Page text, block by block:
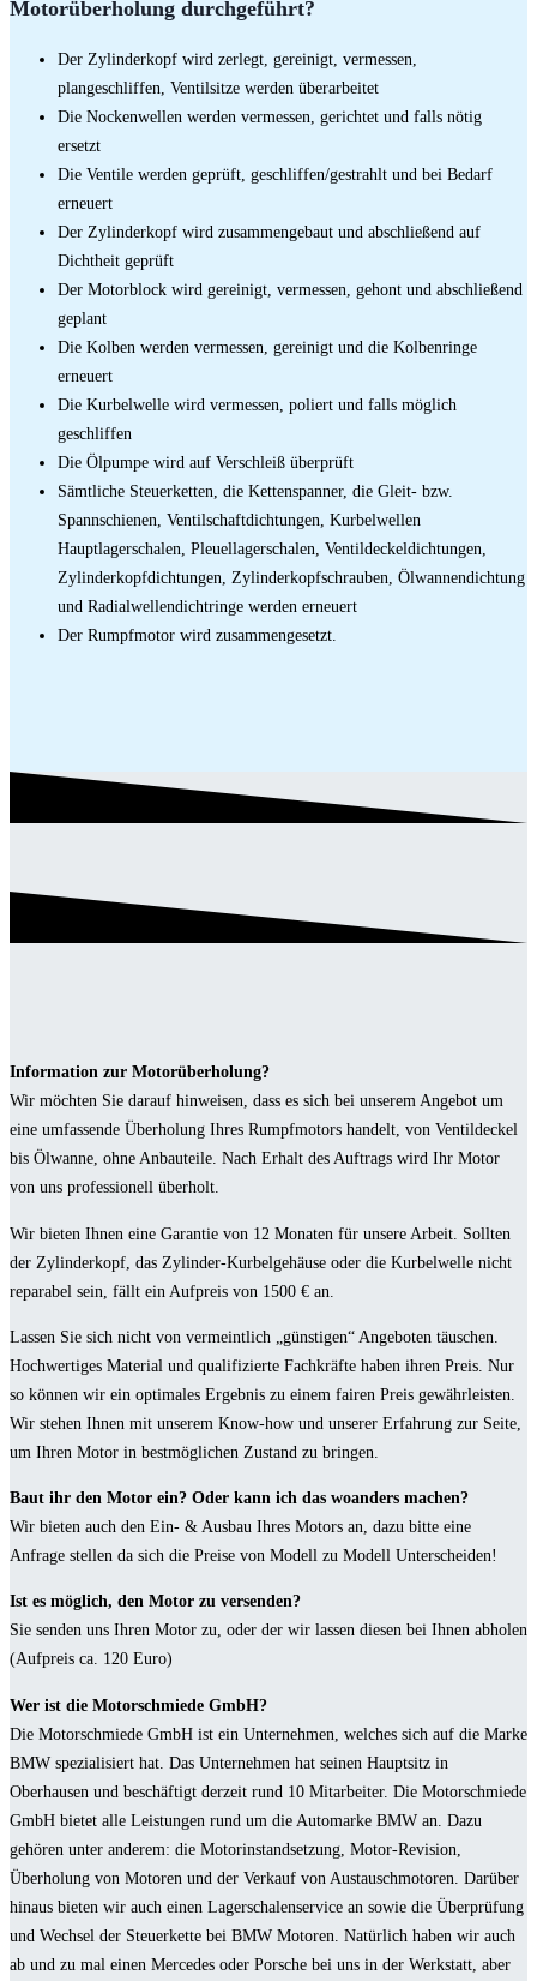
Motorüberholung durchgeführt?
Der Zylinderkopf wird zerlegt, gereinigt, vermessen,
plangeschliffen, Ventilsitze werden überarbeitet
Die Nockenwellen werden vermessen, gerichtet und falls nötig
ersetzt
Die Ventile werden geprüft, geschliffen/gestrahlt und bei Bedarf
erneuert
Der Zylinderkopf wird zusammengebaut und abschließend auf
Dichtheit geprüft
Der Motorblock wird gereinigt, vermessen, gehont und abschließend
geplant
Die Kolben werden vermessen, gereinigt und die Kolbenringe
erneuert
Die Kurbelwelle wird vermessen, poliert und falls möglich
geschliffen
Die Ölpumpe wird auf Verschleiß überprüft
Sämtliche Steuerketten, die Kettenspanner, die Gleit- bzw.
Spannschienen, Ventilschaftdichtungen, Kurbelwellen
Hauptlagerschalen, Pleuellagerschalen, Ventildeckeldichtungen,
Zylinderkopfdichtungen, Zylinderkopfschrauben, Ölwannendichtung
und Radialwellendichtringe werden erneuert
Der Rumpfmotor wird zusammengesetzt.
Information zur Motorüberholung?
Wir möchten Sie darauf hinweisen, dass es sich bei unserem Angebot um
eine umfassende Überholung Ihres Rumpfmotors handelt, von Ventildeckel
bis Ölwanne, ohne Anbauteile. Nach Erhalt des Auftrags wird Ihr Motor
von uns professionell überholt.
Wir bieten Ihnen eine Garantie von 12 Monaten für unsere Arbeit. Sollten
der Zylinderkopf, das Zylinder-Kurbelgehäuse oder die Kurbelwelle nicht
reparabel sein, fällt ein Aufpreis von 1500 € an.
Lassen Sie sich nicht von vermeintlich „günstigen“ Angeboten täuschen.
Hochwertiges Material und qualifizierte Fachkräfte haben ihren Preis. Nur
so können wir ein optimales Ergebnis zu einem fairen Preis gewährleisten.
Wir stehen Ihnen mit unserem Know-how und unserer Erfahrung zur Seite,
um Ihren Motor in bestmöglichen Zustand zu bringen.
Baut ihr den Motor ein? Oder kann ich das woanders machen?
Wir bieten auch den Ein- & Ausbau Ihres Motors an, dazu bitte eine
Anfrage stellen da sich die Preise von Modell zu Modell Unterscheiden!
Ist es möglich, den Motor zu versenden?
Sie senden uns Ihren Motor zu, oder der wir lassen diesen bei Ihnen abholen
(Aufpreis ca. 120 Euro)
Wer ist die Motorschmiede GmbH?
Die Motorschmiede GmbH ist ein Unternehmen, welches sich auf die Marke
BMW spezialisiert hat. Das Unternehmen hat seinen Hauptsitz in
Oberhausen und beschäftigt derzeit rund 10 Mitarbeiter. Die Motorschmiede
GmbH bietet alle Leistungen rund um die Automarke BMW an. Dazu
gehören unter anderem: die Motorinstandsetzung, Motor-Revision,
Überholung von Motoren und der Verkauf von Austauschmotoren. Darüber
hinaus bieten wir auch einen Lagerschalenservice an sowie die Überprüfung
und Wechsel der Steuerkette bei BMW Motoren. Natürlich haben wir auch
ab und zu mal einen Mercedes oder Porsche bei uns in der Werkstatt, aber